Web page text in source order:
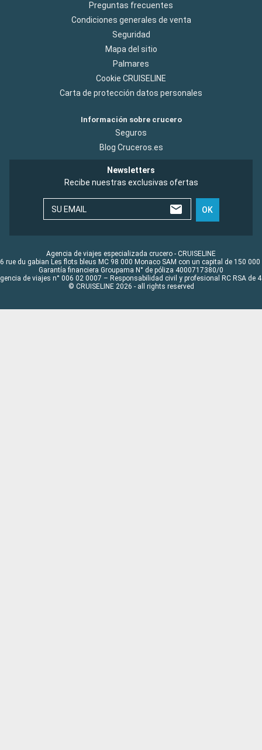
Preguntas frecuentes
Condiciones generales de venta
Seguridad
Mapa del sitio
Palmares
Cookie CRUISELINE
Carta de protección datos personales
Información sobre crucero
Seguros
Blog Cruceros.es
Newsletters
Recibe nuestras exclusivas ofertas
SU EMAIL OK
Agencia de viajes especializada crucero - CRUISELINE
rue du gabian Les flots bleus MC 98 000 Monaco SAM con un capital de 150 000
Garantía financiera Groupama N° de póliza 4000717380/0
de viajes n° 006 02 0007 – Responsabilidad civil y profesional RC RSA de
© CRUISELINE 2026 - all rights reserved